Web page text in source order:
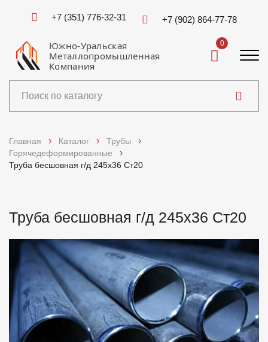
+7 (351) 776-32-31 +7 (902) 864-77-78
Южно-Уральская
Металлопромышленная
Компания
0
Услуги
Доставка и оплата
О компании
Отзывы
Контакты
Главная Каталог
Трубы
Горячедеформированные
Труба бесшовная г/д 245х36 Ст20
Труба бесшовная г/д 245х36 Ст20